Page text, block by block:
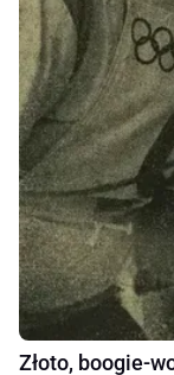
Złoto, boogie-